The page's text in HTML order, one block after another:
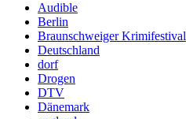
Audible
Berlin
Braunschweiger Krimifestival
Deutschland
dorf
Drogen
DTV
Dänemark